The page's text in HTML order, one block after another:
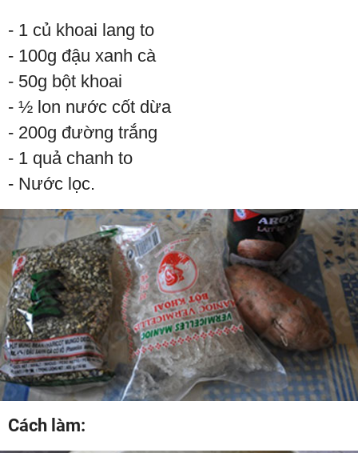
- 1 củ khoai lang to
- 100g đậu xanh cà
- 50g bột khoai
- ½ lon nước cốt dừa
- 200g đường trắng
- 1 quả chanh to
- Nước lọc.
Cách làm: